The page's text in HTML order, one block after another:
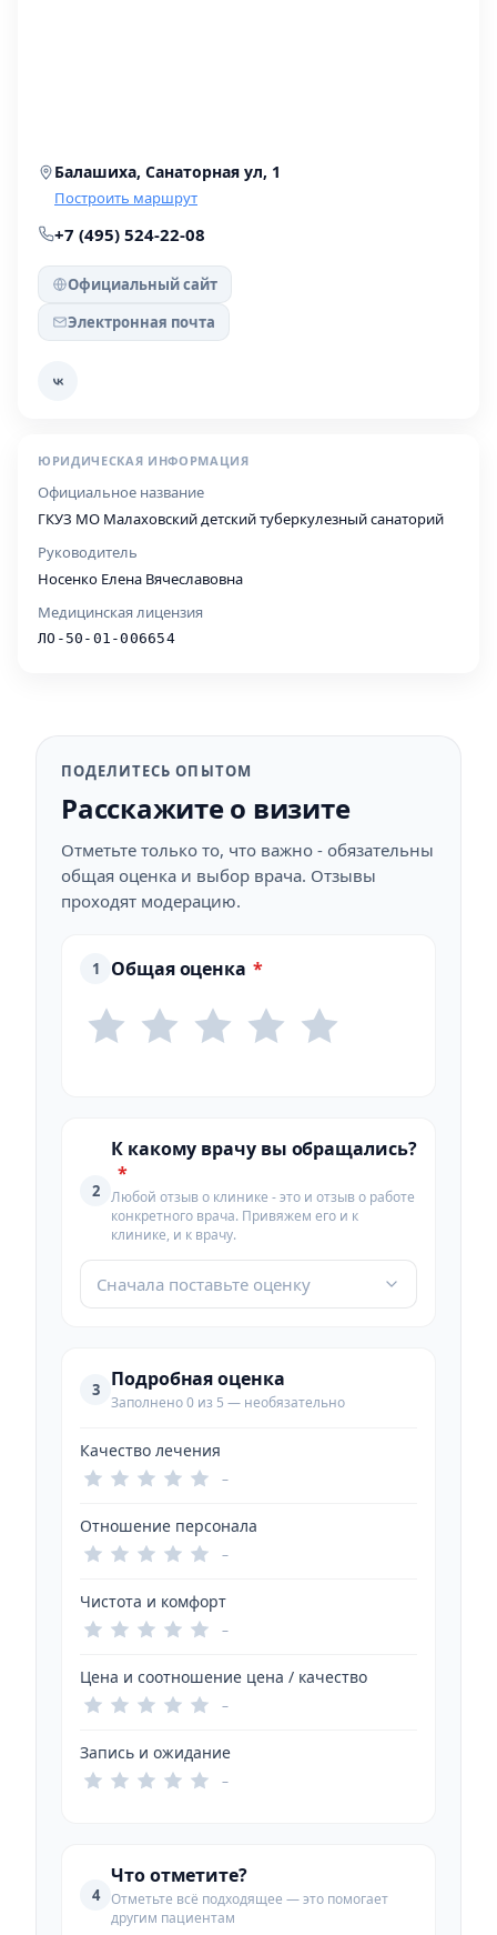
Балашиха, Санаторная ул, 1
Построить маршрут
+7 (495) 524-22-08
Официальный сайт
Электронная почта
ЮРИДИЧЕСКАЯ ИНФОРМАЦИЯ
Официальное название
ГКУЗ МО Малаховский детский туберкулезный санаторий
Руководитель
Носенко Елена Вячеславовна
Медицинская лицензия
ЛО-50-01-006654
ПОДЕЛИТЕСЬ ОПЫТОМ
Расскажите о визите
Отметьте только то, что важно - обязательны
общая оценка и выбор врача. Отзывы
проходят модерацию.
1 Общая оценка *
2
К какому врачу вы обращались?
*
Любой отзыв о клинике - это и отзыв о работе
конкретного врача. Привяжем его и к
клинике, и к врачу.
Сначала поставьте оценку
3 Подробная оценка
Заполнено 0 из 5 — необязательно
Качество лечения
–
Отношение персонала
–
Чистота и комфорт
–
Цена и соотношение цена / качество
–
Запись и ожидание
–
4
Что отметите?
Отметьте всё подходящее — это помогает
другим пациентам